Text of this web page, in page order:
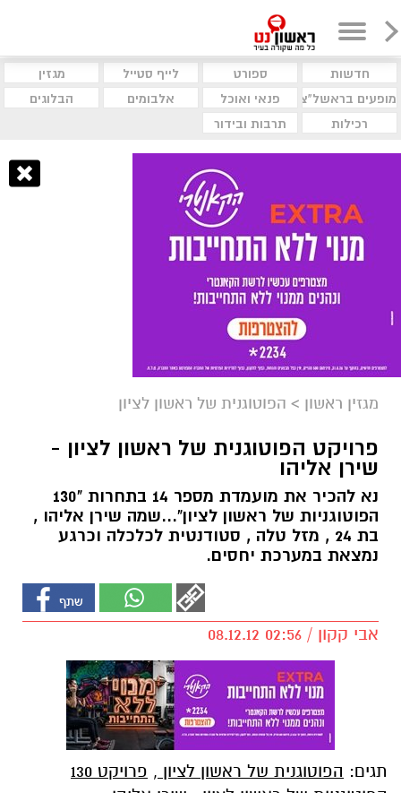
חדשות ספורט לייף סטייל
מגזין
מופעים בראשל"צ
פנאי ואוכל אלבומים
הבלוגים
רכילות
תרבות ובידור
מגזין ראשון > הפוטוגנית של ראשון לציון
פרויקט הפוטוגנית של ראשון לציון -
שירן אליהו
נא להכיר את מועמדת מספר 14 בתחרות "130
הפוטוגניות של ראשון לציון"...שמה שירן אליהו ,
בת 24 , מזל טלה , סטודנטית לכלכלה וכרגע
נמצאת במערכת יחסים.
אבי קקון / 02:56 08.12.12
תגים: הפוטוגנית של ראשון לציון ,
פרויקט 130